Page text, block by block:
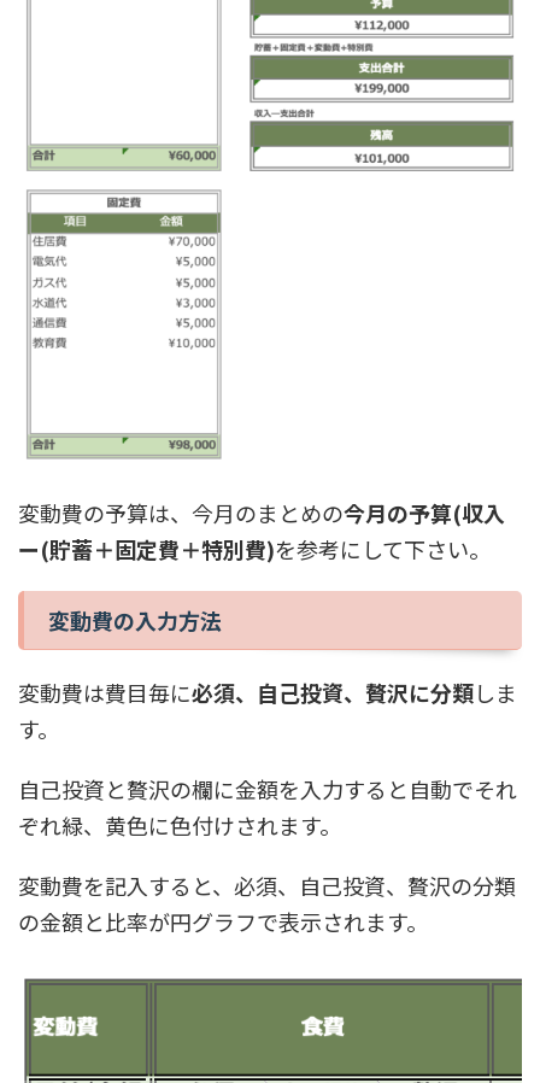
変動費の予算は、今月のまとめの今月の予算(収入
ー(貯蓄＋固定費＋特別費)を参考にして下さい。
変動費の入力方法
変動費は費目毎に必須、自己投資、贅沢に分類しま
す。
自己投資と贅沢の欄に金額を入力すると自動でそれ
ぞれ緑、黄色に色付けされます。
変動費を記入すると、必須、自己投資、贅沢の分類
の金額と比率が円グラフで表示されます。